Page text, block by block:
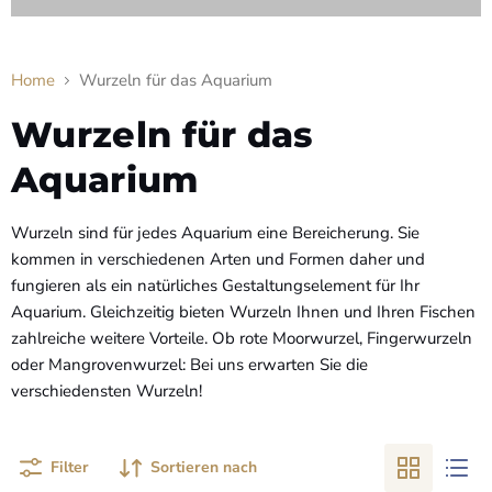
Home Wurzeln für das Aquarium
Wurzeln für das
Aquarium
Wurzeln sind für jedes Aquarium eine Bereicherung. Sie
kommen in verschiedenen Arten und Formen daher und
fungieren als ein natürliches Gestaltungselement für Ihr
Aquarium. Gleichzeitig bieten Wurzeln Ihnen und Ihren Fischen
zahlreiche weitere Vorteile. Ob rote Moorwurzel, Fingerwurzeln
oder Mangrovenwurzel: Bei uns erwarten Sie die
verschiedensten Wurzeln!
Filter Sortieren nach